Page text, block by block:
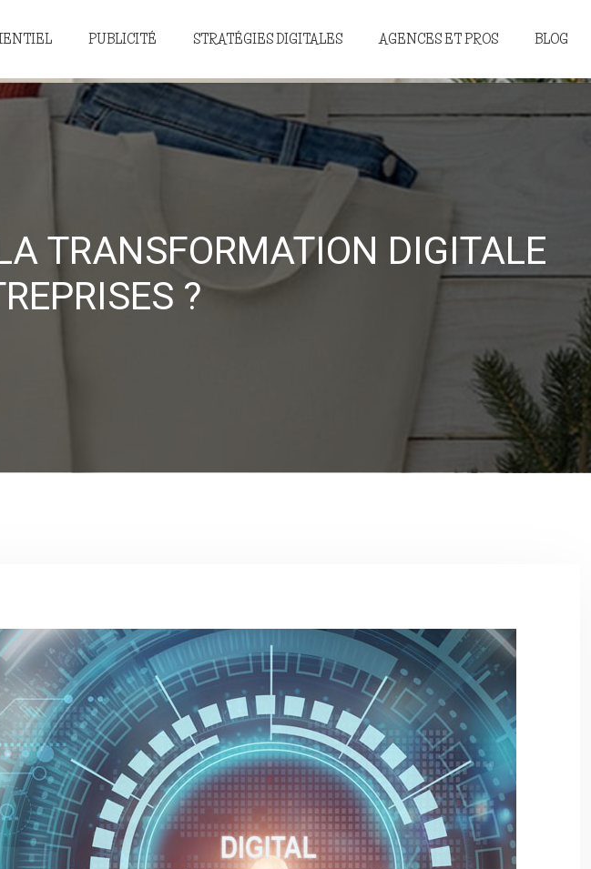
PUBLICITÉ STRATÉGIES DIGITALES AGENCES ET PROS BLOG
TRANSFORMATION DIGITALE
?